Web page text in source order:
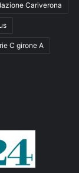
Cariverona
C girone A